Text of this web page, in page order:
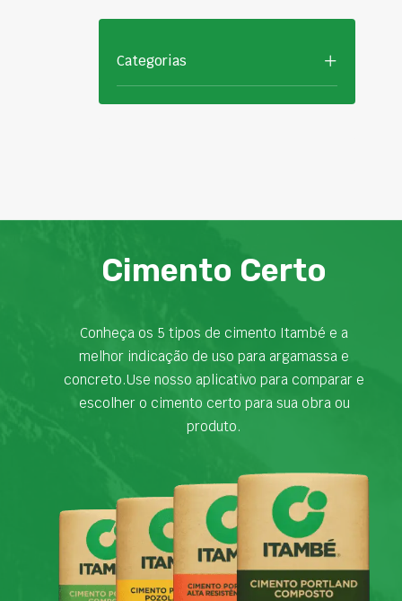
Categorias
Cimento Certo
Conheça os 5 tipos de cimento Itambé e a
melhor indicação de uso para argamassa e
concreto.Use nosso aplicativo para comparar e
escolher o cimento certo para sua obra ou
produto.